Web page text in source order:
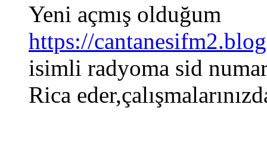
Yeni açmış olduğum
https://
isimli radyoma sid
Rica